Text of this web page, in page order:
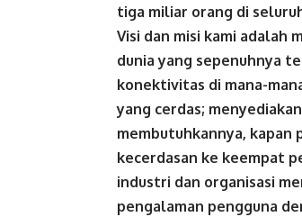
tiga miliar orang di
Visi dan misi kami adalah
dunia yang sepenuhnya
konektivitas di mana-
yang cerdas;
membutuhkannya, kapan
kecerdasan ke keempat
industri dan organisasi
pengalaman pengguna